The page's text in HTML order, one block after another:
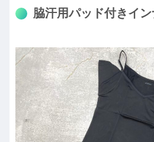
脇汗用パッド付きイ